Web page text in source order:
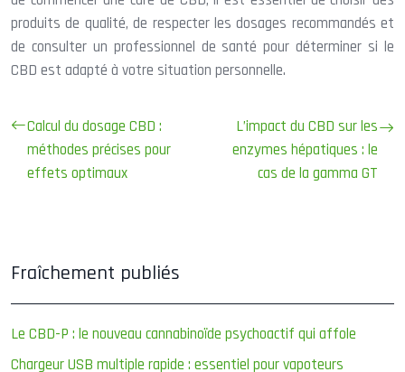
produits de qualité, de respecter les dosages recommandés et
de consulter un professionnel de santé pour déterminer si le
CBD est adapté à votre situation personnelle.
Calcul du dosage CBD :
méthodes précises pour
effets optimaux
L’impact du CBD sur les
enzymes hépatiques : le
cas de la gamma GT
Fraîchement publiés
Le CBD-P : le nouveau cannabinoïde psychoactif qui affole
Chargeur USB multiple rapide : essentiel pour vapoteurs